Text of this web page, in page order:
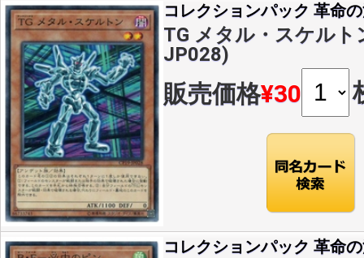
コレクションパック 革命
TG メタル・スケルト
JP028)
販売価格¥30
コレクションパック 革命